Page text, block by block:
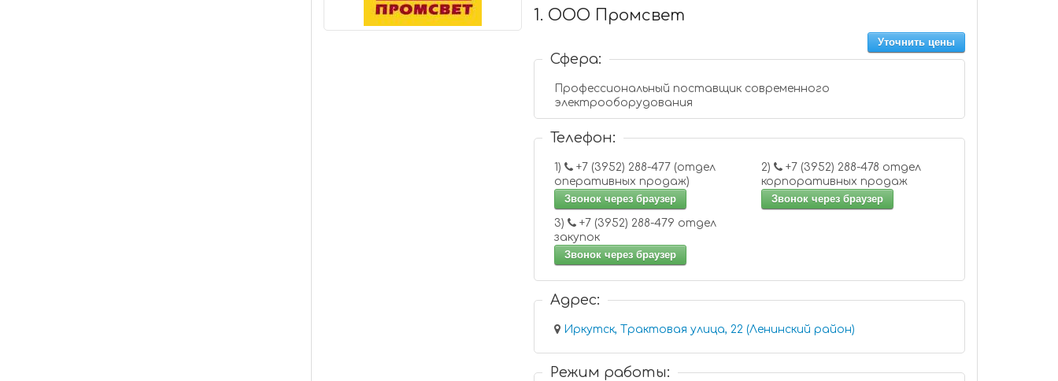
1. ООО Промсвет
Уточнить цены
Сфера:
Профессиональный поставщик современного
электрооборудования
Телефон:
1)
+7 (3952) 288-477 (отдел
оперативных продаж)
Звонок через браузер
2)
+7 (3952) 288-478 отдел
корпоративных продаж
Звонок через браузер
3)
+7 (3952) 288-479 отдел
закупок
Звонок через браузер
Адрес:
Иркутск, Трактовая улица, 22 (Ленинский район)
Режим работы: